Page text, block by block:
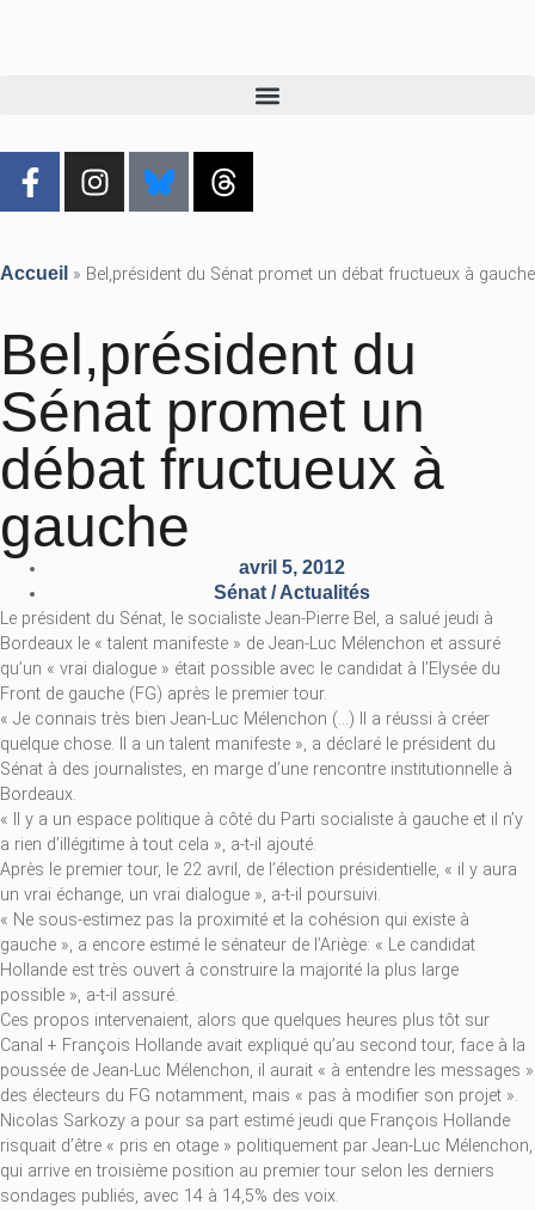
Accueil » Bel,président du Sénat promet un débat fructueux à gauche
Bel,président du
Sénat promet un
débat fructueux à
gauche
avril 5, 2012
Sénat / Actualités
Le président du Sénat, le socialiste Jean-Pierre Bel, a salué jeudi à
Bordeaux le « talent manifeste » de Jean-Luc Mélenchon et assuré
qu’un « vrai dialogue » était possible avec le candidat à l’Elysée du
Front de gauche (FG) après le premier tour.
« Je connais très bien Jean-Luc Mélenchon (…) Il a réussi à créer
quelque chose. Il a un talent manifeste », a déclaré le président du
Sénat à des journalistes, en marge d’une rencontre institutionnelle à
Bordeaux.
« Il y a un espace politique à côté du Parti socialiste à gauche et il n’y
a rien d’illégitime à tout cela », a-t-il ajouté.
Après le premier tour, le 22 avril, de l’élection présidentielle, « il y aura
un vrai échange, un vrai dialogue », a-t-il poursuivi.
« Ne sous-estimez pas la proximité et la cohésion qui existe à
gauche », a encore estimé le sénateur de l’Ariège: « Le candidat
Hollande est très ouvert à construire la majorité la plus large
possible », a-t-il assuré.
Ces propos intervenaient, alors que quelques heures plus tôt sur
Canal + François Hollande avait expliqué qu’au second tour, face à la
poussée de Jean-Luc Mélenchon, il aurait « à entendre les messages »
des électeurs du FG notamment, mais « pas à modifier son projet ».
Nicolas Sarkozy a pour sa part estimé jeudi que François Hollande
risquait d’être « pris en otage » politiquement par Jean-Luc Mélenchon,
qui arrive en troisième position au premier tour selon les derniers
sondages publiés, avec 14 à 14,5% des voix.